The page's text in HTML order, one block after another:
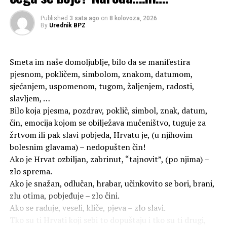
Hercegovini još od 1879. godine, što je, ističu povijesna
činjenica koja je dokumentirana i obilježena prigodnim
manifestacijama, uključujući proslavu 140 godina
-Povijesni podaci govore o dubokom kulturnom tragom
Matice hrvatske u BiH. Ministar Mirza Mušija, nadležan
za obrazovanje, znanost i kulturu, a i ostali članovi Vlade
bi trebali znati da je Matica hrvatska imala i ima svojeg
povjerenika i članove u Žepču, Zenici, Busovači, Doboju,
Maglaju, Tešnju te u brojnim drugim
bosanskohercegovačkim gradovima, ističu iz Vijeća
Matice hrvatske u BiH.
Samo u Sarajevu, kažu, bilo je 1897. godine 204 člana na
čelu s povjerenikom Dragutinom Tomšom. Neki od
članova tada bili su književnici i kulturni djelatnici važni
za kulturnu povijest BiH kao na primjer Josip Vancaš,
Published 3 sata ago on 8 kolovoza, 2026
By Urednik BPZ
Smeta im naše domoljublje, bilo da se manifestira
pjesnom, pokličem, simbolom, znakom, datumom,
sjećanjem, uspomenom, tugom, žaljenjem, radosti,
slavljem, …
Bilo koja pjesma, pozdrav, poklič, simbol, znak, datum,
čin, emocija kojom se obilježava mučeništvo, tuguje za
žrtvom ili pak slavi pobjeda, Hrvatu je, (u njihovim
bolesnim glavama) – nedopušten čin!
Ako je Hrvat ozbiljan, zabrinut, “tajnovit”, (po njima) –
zlo sprema.
Ako je snažan, odlučan, hrabar, učinkovito se bori, brani,
zlu otima, pobjeđuje – zlo čini.
Ako se raduje, veseli, kliče, pjeva – zlo slavi.